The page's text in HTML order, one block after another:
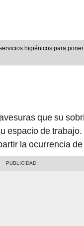
higiénicos para
que su
espacio de
la ocurrencia